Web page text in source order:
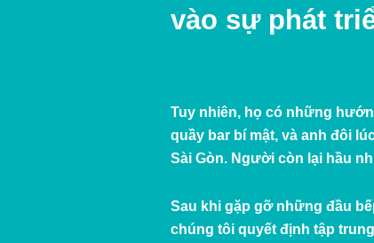
vào sự phát
Tuy nhiên, họ có những
quầy bar bí mật, và anh đôi
Sài Gòn. Người còn lại hầu
Sau khi gặp gỡ những đầu
chúng tôi quyết định tập